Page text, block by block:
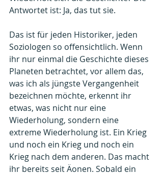
Antwortet ist: Ja, das tut sie.
Das ist für jeden Historiker, jeden
Soziologen so offensichtlich. Wenn
ihr nur einmal die Geschichte dieses
Planeten betrachtet, vor allem das,
was ich als jüngste Vergangenheit
bezeichnen möchte, erkennt ihr
etwas, was nicht nur eine
Wiederholung, sondern eine
extreme Wiederholung ist. Ein Krieg
und noch ein Krieg und noch ein
Krieg nach dem anderen. Das macht
ihr bereits seit Äonen. Sobald ein